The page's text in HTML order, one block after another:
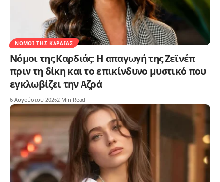
ΝΌΜΟΙ ΤΗΣ ΚΑΡΔΙΆΣ
Νόμοι της Καρδιάς: Η απαγωγή της Ζεϊνέπ
πριν τη δίκη και το επικίνδυνο μυστικό που
εγκλωβίζει την Αζρά
6 Αυγούστου 20262 Min Read